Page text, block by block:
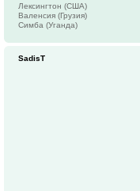
Лексингтон (США)
Валенсия (Грузия)
Симба (Уганда)
SadisT